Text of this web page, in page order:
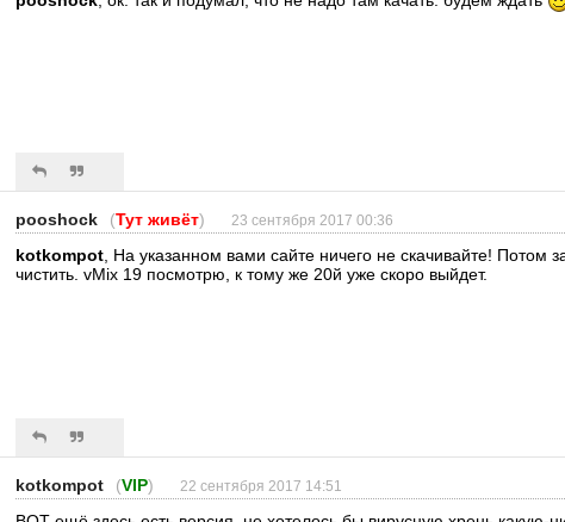
pooshock (Тут живёт) 23 сентября 2017 00:36
kotkompot , На указанном вами сайте ничего не скачивайте! Потом
чистить. vMix 19 посмотрю, к тому же 20й уже скоро выйдет.
kotkompot (VIP) 22 сентября 2017 14:51